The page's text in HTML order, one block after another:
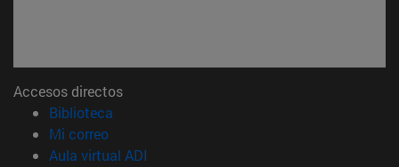
Accesos directos
Biblioteca
Mi correo(abre en nueva ventana)
Aula virtual ADI